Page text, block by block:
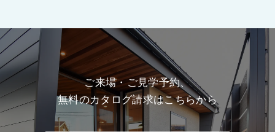
ご来場・ご見学予約、
無料のカタログ請求はこちらから